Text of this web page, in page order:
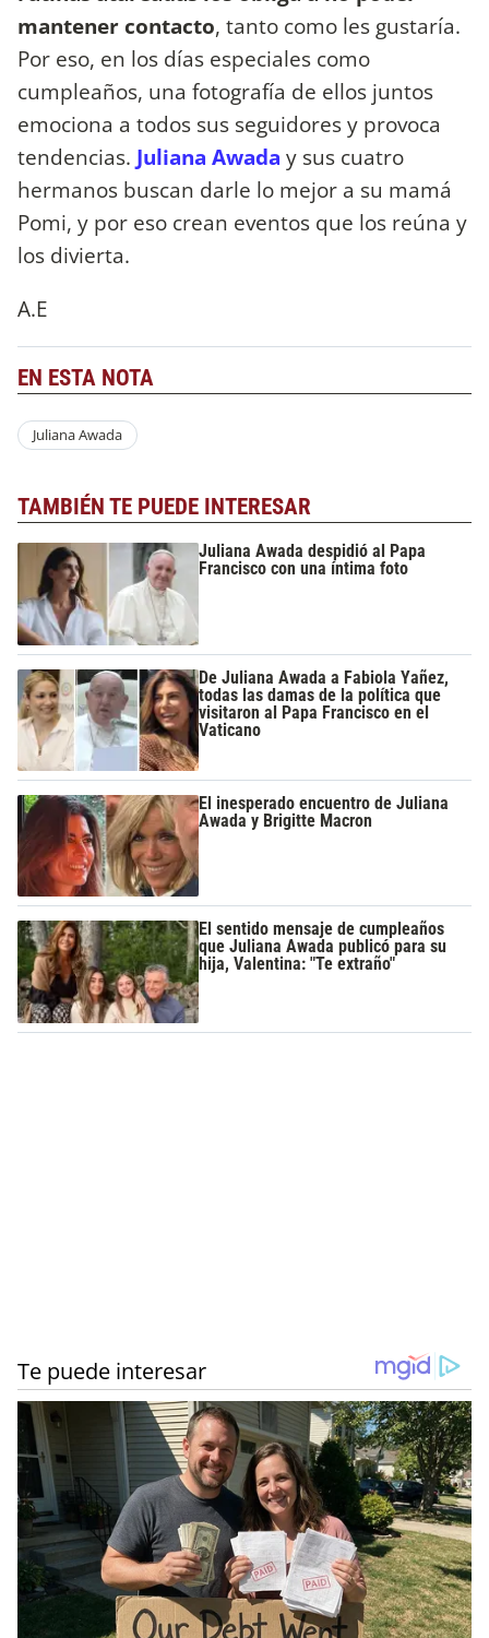
mantener contacto, tanto como les gustaría.
Por eso, en los días especiales como
cumpleaños, una fotografía de ellos juntos
emociona a todos sus seguidores y provoca
tendencias. Juliana Awada y sus cuatro
hermanos buscan darle lo mejor a su mamá
Pomi, y por eso crean eventos que los reúna y
los divierta.
A.E
EN ESTA NOTA
Juliana Awada
TAMBIÉN TE PUEDE INTERESAR
Juliana Awada despidió al Papa
Francisco con una íntima foto
De Juliana Awada a Fabiola Yañez,
todas las damas de la política que
visitaron al Papa Francisco en el
Vaticano
El inesperado encuentro de Juliana
Awada y Brigitte Macron
El sentido mensaje de cumpleaños
que Juliana Awada publicó para su
hija, Valentina: "Te extraño"